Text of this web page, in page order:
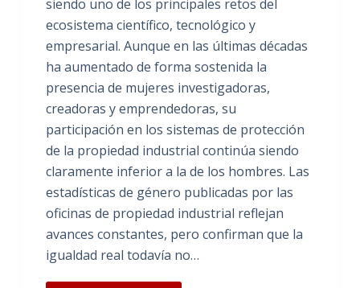
siendo uno de los principales retos del
ecosistema científico, tecnológico y
empresarial. Aunque en las últimas décadas
ha aumentado de forma sostenida la
presencia de mujeres investigadoras,
creadoras y emprendedoras, su
participación en los sistemas de protección
de la propiedad industrial continúa siendo
claramente inferior a la de los hombres. Las
estadísticas de género publicadas por las
oficinas de propiedad industrial reflejan
avances constantes, pero confirman que la
igualdad real todavía no…